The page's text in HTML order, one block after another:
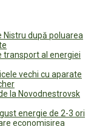
după poluarea
transport al energiei
vechi cu aparate
la Novodnestrovsk
energie de 2-3 ori
economisirea